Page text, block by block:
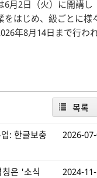
6月2日（火）に開講し
をはじめ、級ごとに様
年8月14日まで行わ
목록
: 한글보충
2026-
은 '소식
2024-